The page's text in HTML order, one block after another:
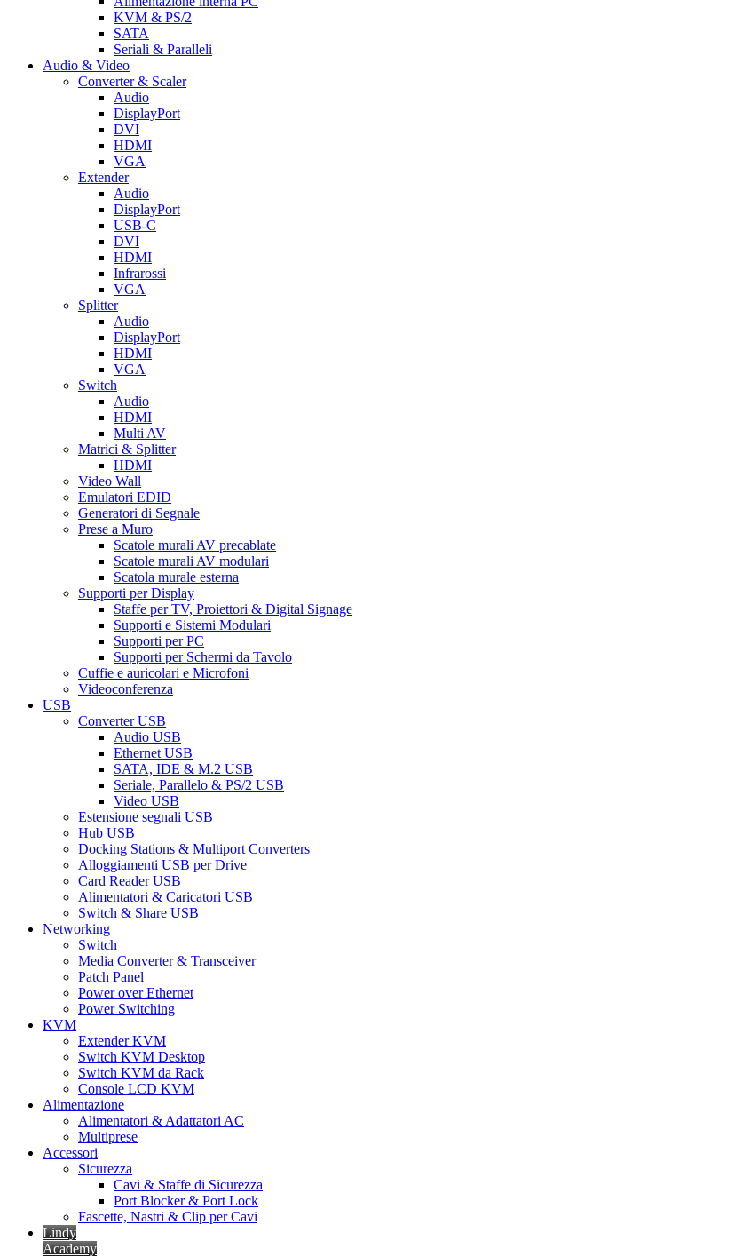
KVM & PS/2
SATA
Seriali & Paralleli
Audio & Video
Converter & Scaler
Audio
DisplayPort
DVI
HDMI
VGA
Extender
Audio
DisplayPort
USB-C
DVI
HDMI
Infrarossi
VGA
Splitter
Audio
DisplayPort
HDMI
VGA
Switch
Audio
HDMI
Multi AV
Matrici & Splitter
HDMI
Video Wall
Emulatori EDID
Generatori di Segnale
Prese a Muro
Scatole murali AV precablate
Scatole murali AV modulari
Scatola murale esterna
Supporti per Display
Staffe per TV, Proiettori & Digital Signage
Supporti e Sistemi Modulari
Supporti per PC
Supporti per Schermi da Tavolo
Cuffie e auricolari e Microfoni
Videoconferenza
USB
Converter USB
Audio USB
Ethernet USB
SATA, IDE & M.2 USB
Seriale, Parallelo & PS/2 USB
Video USB
Estensione segnali USB
Hub USB
Docking Stations & Multiport Converters
Alloggiamenti USB per Drive
Card Reader USB
Alimentatori & Caricatori USB
Switch & Share USB
Networking
Switch
Media Converter & Transceiver
Patch Panel
Power over Ethernet
Power Switching
KVM
Extender KVM
Switch KVM Desktop
Switch KVM da Rack
Console LCD KVM
Alimentazione
Alimentatori & Adattatori AC
Multiprese
Accessori
Sicurezza
Cavi & Staffe di Sicurezza
Port Blocker & Port Lock
Fascette, Nastri & Clip per Cavi
Lindy
Academy